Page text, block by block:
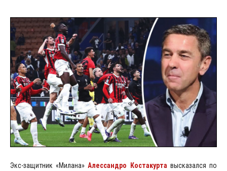
Экс-защитник «Милана»Алессандро Костакурта высказался по